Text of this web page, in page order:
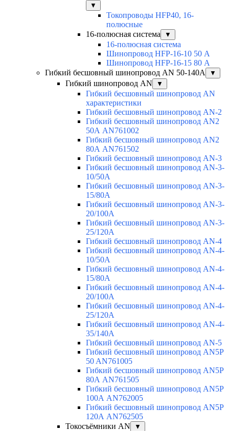
▼
Токопроводы HFP40, 16-
полюсные
16-полюсная система
▼
16-полюсная система
Шинопровод HFP-16-10 50 А
Шинопровод HFP-16-15 80 А
Гибкий бесшовный шинопровод AN 50-140А
▼
Гибкий шинопровод AN ▼
Гибкий бесшовный шинопровод AN
характеристики
Гибкий бесшовный шинопровод AN-2
Гибкий бесшовный шинопровод AN2
50А AN761002
Гибкий бесшовный шинопровод AN2
80А AN761502
Гибкий бесшовный шинопровод AN-3
Гибкий бесшовный шинопровод AN-3-
10/50A
Гибкий бесшовный шинопровод AN-3-
15/80A
Гибкий бесшовный шинопровод AN-3-
20/100A
Гибкий бесшовный шинопровод AN-3-
25/120A
Гибкий бесшовный шинопровод AN-4
Гибкий бесшовный шинопровод AN-4-
10/50A
Гибкий бесшовный шинопровод AN-4-
15/80A
Гибкий бесшовный шинопровод AN-4-
20/100A
Гибкий бесшовный шинопровод AN-4-
25/120A
Гибкий бесшовный шинопровод AN-4-
35/140A
Гибкий бесшовный шинопровод AN-5
Гибкий бесшовный шинопровод AN5P
50 AN761005
Гибкий бесшовный шинопровод AN5P
80А AN761505
Гибкий бесшовный шинопровод AN5P
100А AN762005
Гибкий бесшовный шинопровод AN5P
120А AN762505
Токосъёмники AN
▼